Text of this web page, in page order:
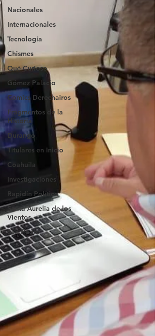
Nacionales
Internacionales
Tecnología
Chismes
Qué Curioso
Gómez Palacio
Comics Derechairos
Fragmentos de la
Historia
Durango
Titulares en Inicio
Coahuila
Investigaciones
Rapidín Político
Santa Aurelia de los
Vientos
San Pedro